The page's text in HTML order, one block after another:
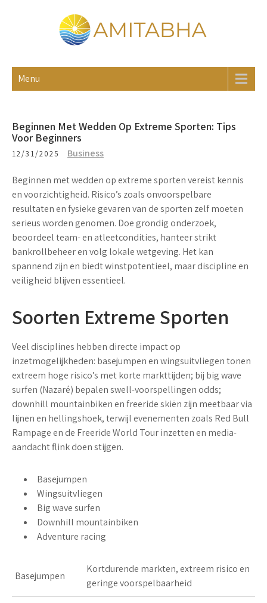
AMITABHA
Menu
Beginnen Met Wedden Op Extreme Sporten: Tips
Voor Beginners
12/31/2025 Business
Beginnen met wedden op extreme sporten vereist kennis
en voorzichtigheid. Risico’s zoals onvoorspelbare
resultaten enfysieke gevarenvan de sporten zelf moeten
serieus worden genomen. Doegrondig onderzoek,
beoordeel team- en atleetcondities, hanteer strikt
bankrollbeheeren volg lokale wetgeving. Het kan
spannend zijn en biedtwinstpotentieel, maar discipline en
veiligheid blijven essentieel.
Soorten Extreme Sporten
Veel disciplines hebben directe impact op
inzetmogelijkheden: basejumpen enwingsuitvliegentonen
extreem hoge risico’s met korte markttijden; bij big wave
surfen (Nazaré) bepalen swell-voorspellingen odds;
downhill mountainbiken enfreeride skiën zijn meetbaar via
lijnen en hellingshoek, terwijl evenementen zoals Red Bull
Rampage en de Freeride World Tour inzetten en media-
aandacht flink doen stijgen.
Basejumpen
Wingsuitvliegen
Big wave surfen
Downhill mountainbiken
Adventure racing
Basejumpen
Kortdurende markten, extreem risico en
geringe voorspelbaarheid